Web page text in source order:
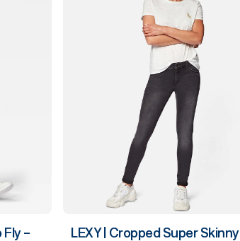
Fly -
LEXY | Cropped Super Skinny